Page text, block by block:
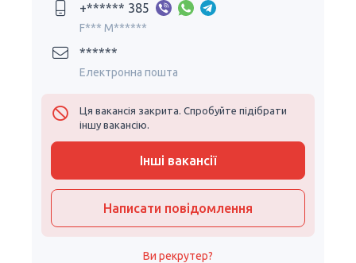
+****** 385
F*** M******
******
Електронна пошта
Ця вакансія закрита. Спробуйте підібрати
іншу вакансію.
Інші вакансії
Написати повідомлення
Ви рекрутер?